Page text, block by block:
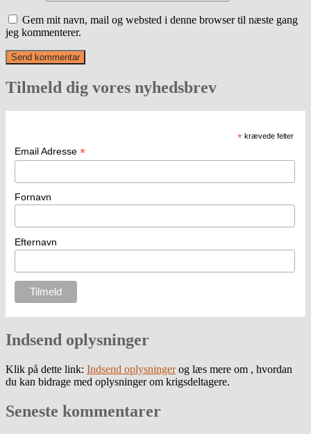
Gem mit navn, mail og websted i denne browser til næste gang
jeg kommenterer.
Tilmeld dig vores nyhedsbrev
* krævede felter
Email Adresse *
Fornavn
Efternavn
Indsend oplysninger
Klik på dette link: Indsend oplysningerog læs mere om , hvordan
du kan bidrage med oplysninger om krigsdeltagere.
Seneste kommentarer